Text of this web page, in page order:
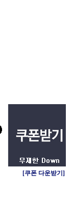
[쿠폰 다운받기]